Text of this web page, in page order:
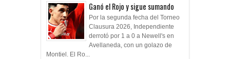
Ganó el Rojo y sigue sumando
Por la segunda fecha del Torneo
Clausura 2026, Independiente
derrotó por 1 a 0 a Newell's en
Avellaneda, con un golazo de
Montiel. El Ro...